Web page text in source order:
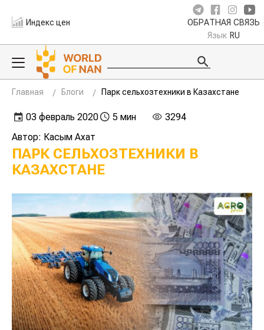
Индекс цен ОБРАТНАЯ СВЯЗЬ
Язык RU
Главная Блоги Парк сельхозтехники в Казахстане
03 февраль 2020 5 мин
3294
Автор: Касым Ахат
ПАРК СЕЛЬХОЗТЕХНИКИ В
КАЗАХСТАНЕ